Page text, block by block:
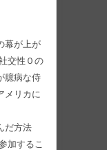
幕が上が
交性０の
臆病な侍
メリカに
だ方法
加するこ